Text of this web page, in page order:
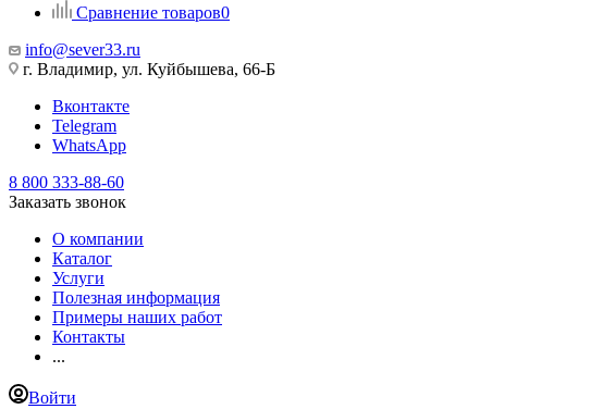
Сравнение товаров0
info@sever33.ru
г. Владимир, ул. Куйбышева, 66-Б
Вконтакте
Telegram
WhatsApp
8 800 333-88-60
Заказать звонок
О компании
Каталог
Услуги
Полезная информация
Примеры наших работ
Контакты
...
Войти